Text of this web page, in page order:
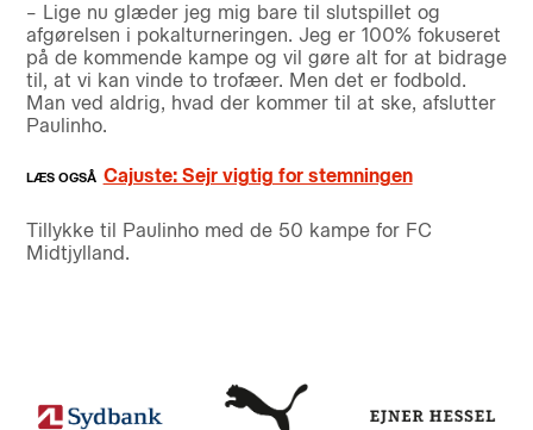
– Lige nu glæder jeg mig bare til slutspillet og
afgørelsen i pokalturneringen. Jeg er 100% fokuseret
på de kommende kampe og vil gøre alt for at bidrage
til, at vi kan vinde to trofæer. Men det er fodbold.
Man ved aldrig, hvad der kommer til at ske, afslutter
Paulinho.
Cajuste: Sejr vigtig for stemningen
Tillykke til Paulinho med de 50 kampe for FC
Midtjylland.